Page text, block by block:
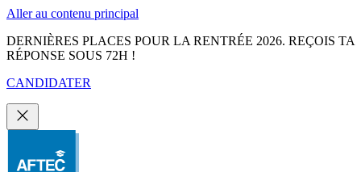
Aller au contenu principal
DERNIÈRES PLACES POUR LA RENTRÉE 2026. REÇOIS TA
RÉPONSE SOUS 72H !
CANDIDATER